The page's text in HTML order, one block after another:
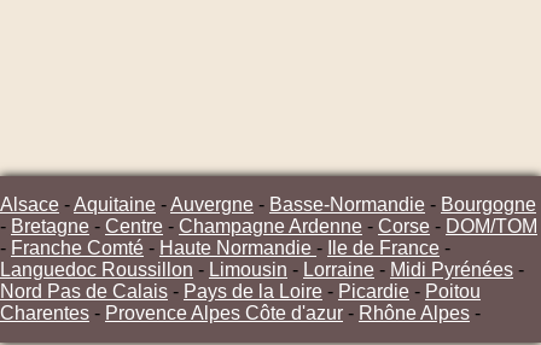
Alsace -Aquitaine -Auvergne - Basse-Normandie - Bourgogne
- Bretagne - Centre - Champagne Ardenne - Corse - DOM/TOM
- Franche Comté - Haute Normandie - Ile de France -
Languedoc Roussillon - Limousin - Lorraine - Midi Pyrénées -
Nord Pas de Calais - Pays de la Loire - Picardie - Poitou
Charentes - Provence Alpes Côte d'azur - Rhône Alpes -